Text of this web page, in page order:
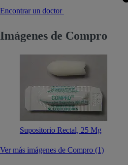
Encontrar un doctor
Imágenes de Compro
Supositorio Rectal, 25 Mg
Ver más imágenes de Compro (1)